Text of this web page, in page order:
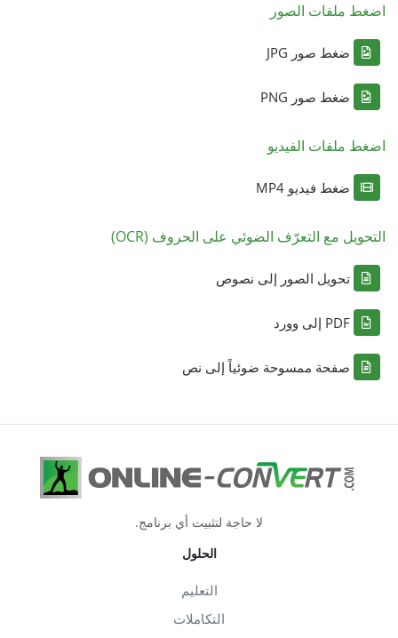
اضغط ملفات الصور
ضغط صور JPG
ضغط صور PNG
اضغط ملفات الفيديو
ضغط فيديو MP4
التحويل مع التعرّف الضوئي على الحروف (OCR)
تحويل الصور إلى نصوص
PDF إلى وورد
صفحة ممسوحة ضوئياً إلى نص
لا حاجة لتثبيت أي برنامج.
الحلول
التعليم
التكاملات